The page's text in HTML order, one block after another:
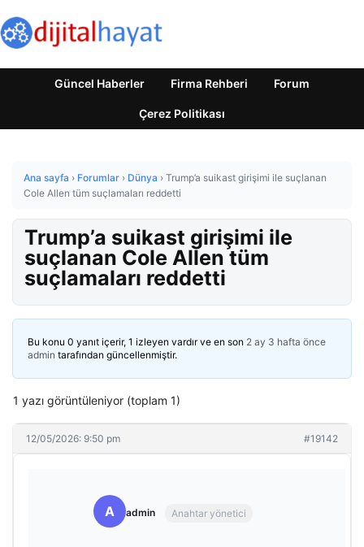
Güncel Haberler Firma Rehberi Forum
Çerez Politikası
Ana sayfa › Forumlar › Dünya › Trump’a suikast girişimi ile suçlanan
Cole Allen tüm suçlamaları reddetti
Trump’a suikast girişimi ile
suçlanan Cole Allen tüm
suçlamaları reddetti
Bu konu 0 yanıt içerir, 1 izleyen vardır ve en son 2 ay 3 hafta önce
admin tarafından güncellenmiştir.
1 yazı görüntüleniyor (toplam 1)
12/05/2026: 9:50 pm #19142
A admin Anahtar yönetici